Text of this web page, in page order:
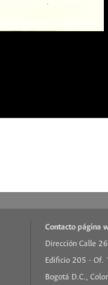
Contacto página
Dirección Calle
Edificio 205 - Of.
Bogotá D.C.,